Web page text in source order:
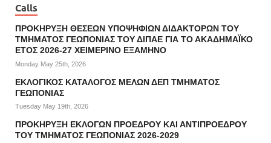
Calls
ΠΡΟΚΗΡΥΞΗ ΘΕΣΕΩΝ ΥΠΟΨΗΦΙΩΝ ΔΙΔΑΚΤΟΡΩΝ ΤΟΥ
ΤΜΗΜΑΤΟΣ ΓΕΩΠΟΝΙΑΣ ΤΟΥ ΔΙΠΑΕ ΓΙΑ ΤΟ ΑΚΑΔΗΜΑΪΚΟ
ΕΤΟΣ 2026-27 ΧΕΙΜΕΡΙΝΟ ΕΞΑΜΗΝΟ
Monday May 25th, 2026
ΕΚΛΟΓΙΚΟΣ ΚΑΤΑΛΟΓΟΣ ΜΕΛΩΝ ΔΕΠ ΤΜΗΜΑΤΟΣ
ΓΕΩΠΟΝΙΑΣ
Tuesday May 19th, 2026
ΠΡΟΚΗΡΥΞΗ ΕΚΛΟΓΩΝ ΠΡΟΕΔΡΟΥ ΚΑΙ ΑΝΤΙΠΡΟΕΔΡΟΥ
ΤΟΥ ΤΜΗΜΑΤΟΣ ΓΕΩΠΟΝΙΑΣ 2026-2029